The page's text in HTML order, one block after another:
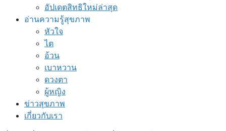
อัปเดตสิทธิใหม่ล่าสุด
อ่านความรู้สุขภาพ
หัวใจ
ไต
อ้วน
เบาหวาน
ดวงตา
ผู้หญิง
ข่าวสุขภาพ
เกี่ยวกับเรา